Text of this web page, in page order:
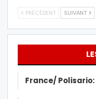
PRÉCÉDENT SUIVANT
France/